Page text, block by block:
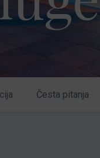
Česta pitanja